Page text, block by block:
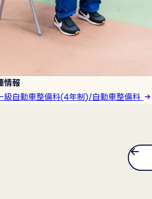
情報
自動車整備科(4年制)/自動車整備科